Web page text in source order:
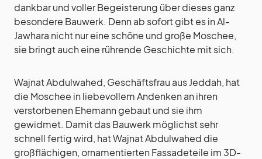
dankbar und voller Begeisterung über dieses ganz
besondere Bauwerk. Denn ab sofort gibt es in Al-
Jawhara nicht nur eine schöne und große Moschee,
sie bringt auch eine rührende Geschichte mit sich.
Wajnat Abdulwahed, Geschäftsfrau aus Jeddah, hat
die Moschee in liebevollem Andenken an ihren
verstorbenen Ehemann gebaut und sie ihm
gewidmet. Damit das Bauwerk möglichst sehr
schnell fertig wird, hat Wajnat Abdulwahed die
großflächigen, ornamentierten Fassadeteile im 3D-